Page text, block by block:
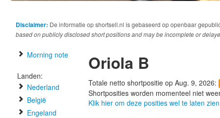
Disclaimer: De informatie op shortsell.nl is gebaseerd op openbaar
based on publicly disclosed short positions and may be incomplete or
Morning note
Landen:
Nederland
België
Engeland
Oriola B
Totale netto shortpositie op Aug. 9, 2026:
Shortposities worden momenteel niet
Klik hier om deze posities wel te laten zien